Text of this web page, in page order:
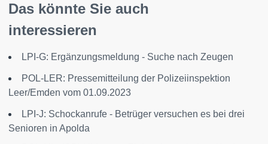
Das könnte Sie auch
interessieren
LPI-G: Ergänzungsmeldung - Suche nach Zeugen
POL-LER: Pressemitteilung der Polizeiinspektion
Leer/Emden vom 01.09.2023
LPI-J: Schockanrufe - Betrüger versuchen es bei drei
Senioren in Apolda